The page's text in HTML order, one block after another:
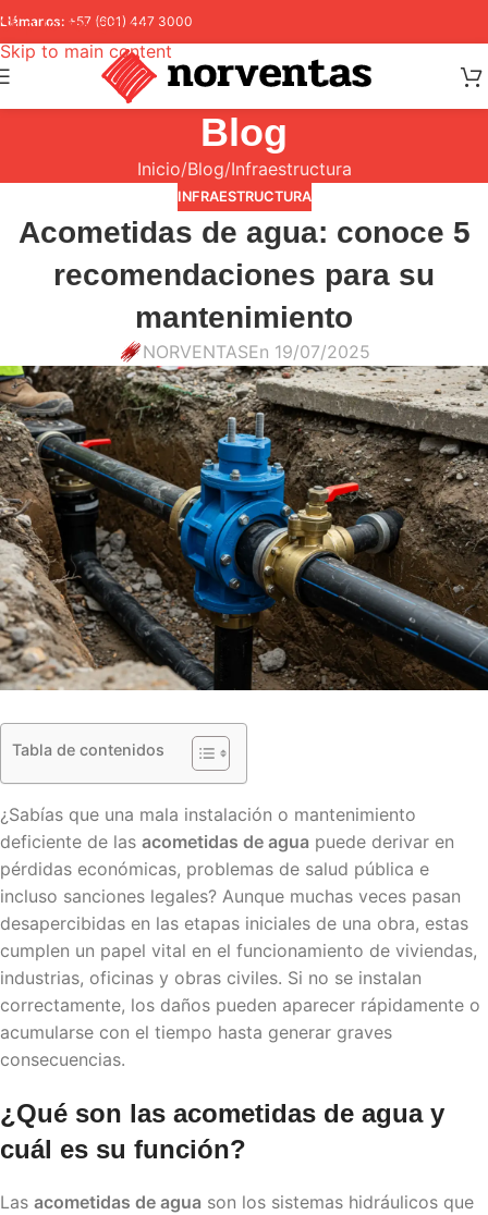
Skip to navigation
Skip to main content
Llámanos: +57 (601) 447 3000
Blog
Inicio Blog Infraestructura
INFRAESTRUCTURA
Acometidas de agua: conoce 5
recomendaciones para su
mantenimiento
NORVENTASEn 19/07/2025
Tabla de contenidos
¿Sabías que una mala instalación o mantenimiento
deficiente de las acometidas de agua puede derivar en
pérdidas económicas, problemas de salud pública e
incluso sanciones legales? Aunque muchas veces pasan
desapercibidas en las etapas iniciales de una obra, estas
cumplen un papel vital en el funcionamiento de viviendas,
industrias, oficinas y obras civiles. Si no se instalan
correctamente, los daños pueden aparecer rápidamente o
acumularse con el tiempo hasta generar graves
consecuencias.
¿Qué son las acometidas de aguay
cuál es su función?
Las acometidas de agua son los sistemas hidráulicos que